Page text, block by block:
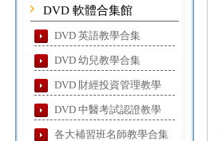
DVD 軟體合集館
DVD 英語教學合集
DVD 幼兒教學合集
DVD 財經投資管理教學
DVD 中醫考試認證教學
各大補習班名師教學合集